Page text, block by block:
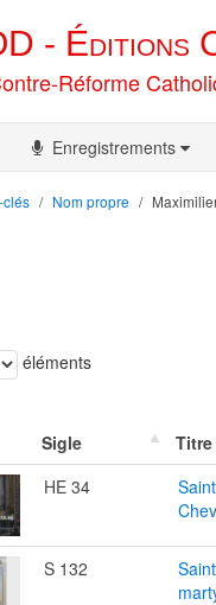
- Éditions
Réforme
Enregistrements
clés Nom propre
éléments
Sigle Titre
HE 34
S 132